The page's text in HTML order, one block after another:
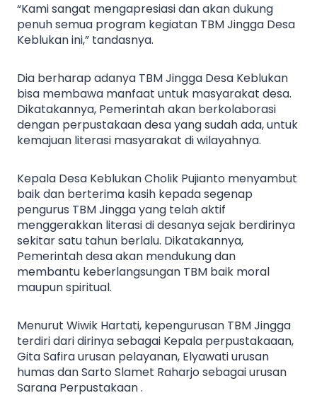
“Kami sangat mengapresiasi dan akan dukung
penuh semua program kegiatan TBM Jingga Desa
Keblukan ini,” tandasnya.
Dia berharap adanya TBM Jingga Desa Keblukan
bisa membawa manfaat untuk masyarakat desa.
Dikatakannya, Pemerintah akan berkolaborasi
dengan perpustakaan desa yang sudah ada, untuk
kemajuan literasi masyarakat di wilayahnya.
Kepala Desa Keblukan Cholik Pujianto menyambut
baik dan berterima kasih kepada segenap
pengurus TBM Jingga yang telah aktif
menggerakkan literasi di desanya sejak berdirinya
sekitar satu tahun berlalu. Dikatakannya,
Pemerintah desa akan mendukung dan
membantu keberlangsungan TBM baik moral
maupun spiritual.
Menurut Wiwik Hartati, kepengurusan TBM Jingga
terdiri dari dirinya sebagai Kepala perpustakaaan,
Gita Safira urusan pelayanan, Elyawati urusan
humas dan Sarto Slamet Raharjo sebagai urusan
Sarana Perpustakaan .